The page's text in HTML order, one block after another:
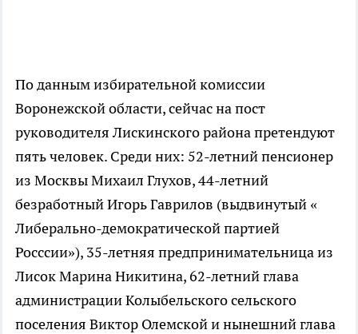
По данным избирательной комиссии
Воронежской области, сейчас на пост
руководителя Лискинского района претендуют
пять человек. Среди них: 52-летний пенсионер
из Москвы Михаил Глухов, 44-летний
безработный Игорь Гаврилов (выдвинутый «
Либерально-демократической партией
Росссии»), 35-летняя предпринимательница из
Лисок Марина Никитина, 62-летний глава
администрации Колыбельского сельского
поселения Виктор Олемской и нынешний глава